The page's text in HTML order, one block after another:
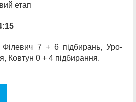
етап
7 + 6 підбирань, Уро-
Ковтун 0 + 4 підбирання.